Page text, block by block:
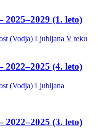
2025–2029 (1. leto)
(Vodja) Ljubljana V teku
2022–2025 (4. leto)
(Vodja) Ljubljana
2022–2025 (3. leto)